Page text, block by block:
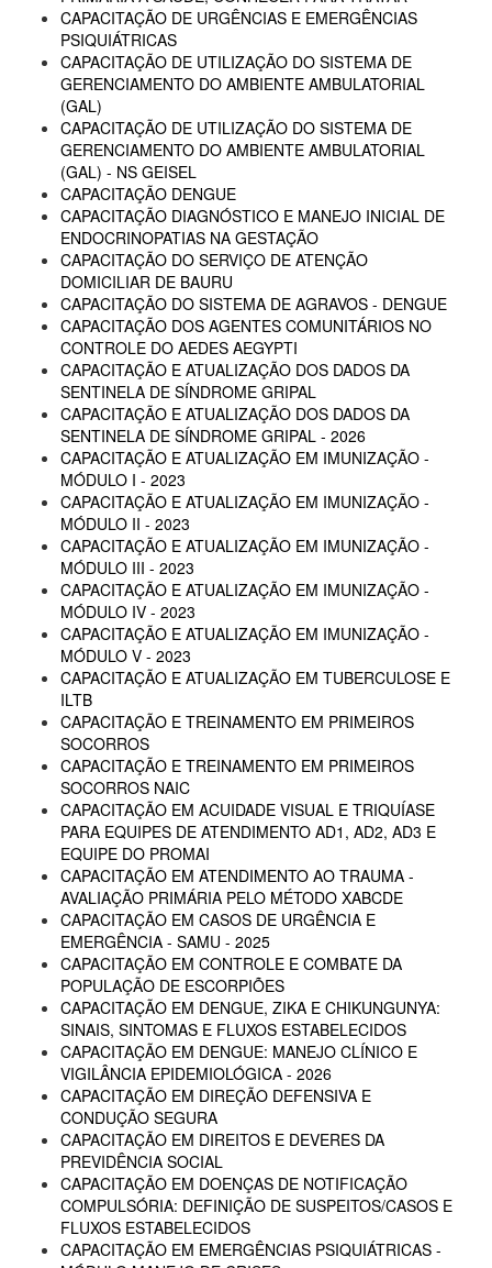
CAPACITAÇÃO DE URGÊNCIAS E EMERGÊNCIAS
PSIQUIÁTRICAS
CAPACITAÇÃO DE UTILIZAÇÃO DO SISTEMA DE
GERENCIAMENTO DO AMBIENTE AMBULATORIAL
(GAL)
CAPACITAÇÃO DE UTILIZAÇÃO DO SISTEMA DE
GERENCIAMENTO DO AMBIENTE AMBULATORIAL
(GAL) - NS GEISEL
CAPACITAÇÃO DENGUE
CAPACITAÇÃO DIAGNÓSTICO E MANEJO INICIAL DE
ENDOCRINOPATIAS NA GESTAÇÃO
CAPACITAÇÃO DO SERVIÇO DE ATENÇÃO
DOMICILIAR DE BAURU
CAPACITAÇÃO DO SISTEMA DE AGRAVOS - DENGUE
CAPACITAÇÃO DOS AGENTES COMUNITÁRIOS NO
CONTROLE DO AEDES AEGYPTI
CAPACITAÇÃO E ATUALIZAÇÃO DOS DADOS DA
SENTINELA DE SÍNDROME GRIPAL
CAPACITAÇÃO E ATUALIZAÇÃO DOS DADOS DA
SENTINELA DE SÍNDROME GRIPAL - 2026
CAPACITAÇÃO E ATUALIZAÇÃO EM IMUNIZAÇÃO -
MÓDULO I - 2023
CAPACITAÇÃO E ATUALIZAÇÃO EM IMUNIZAÇÃO -
MÓDULO II - 2023
CAPACITAÇÃO E ATUALIZAÇÃO EM IMUNIZAÇÃO -
MÓDULO III - 2023
CAPACITAÇÃO E ATUALIZAÇÃO EM IMUNIZAÇÃO -
MÓDULO IV - 2023
CAPACITAÇÃO E ATUALIZAÇÃO EM IMUNIZAÇÃO -
MÓDULO V - 2023
CAPACITAÇÃO E ATUALIZAÇÃO EM TUBERCULOSE E
ILTB
CAPACITAÇÃO E TREINAMENTO EM PRIMEIROS
SOCORROS
CAPACITAÇÃO E TREINAMENTO EM PRIMEIROS
SOCORROS NAIC
CAPACITAÇÃO EM ACUIDADE VISUAL E TRIQUÍASE
PARA EQUIPES DE ATENDIMENTO AD1, AD2, AD3 E
EQUIPE DO PROMAI
CAPACITAÇÃO EM ATENDIMENTO AO TRAUMA -
AVALIAÇÃO PRIMÁRIA PELO MÉTODO XABCDE
CAPACITAÇÃO EM CASOS DE URGÊNCIA E
EMERGÊNCIA - SAMU - 2025
CAPACITAÇÃO EM CONTROLE E COMBATE DA
POPULAÇÃO DE ESCORPIÕES
CAPACITAÇÃO EM DENGUE, ZIKA E CHIKUNGUNYA:
SINAIS, SINTOMAS E FLUXOS ESTABELECIDOS
CAPACITAÇÃO EM DENGUE: MANEJO CLÍNICO E
VIGILÂNCIA EPIDEMIOLÓGICA - 2026
CAPACITAÇÃO EM DIREÇÃO DEFENSIVA E
CONDUÇÃO SEGURA
CAPACITAÇÃO EM DIREITOS E DEVERES DA
PREVIDÊNCIA SOCIAL
CAPACITAÇÃO EM DOENÇAS DE NOTIFICAÇÃO
COMPULSÓRIA: DEFINIÇÃO DE SUSPEITOS/CASOS E
FLUXOS ESTABELECIDOS
CAPACITAÇÃO EM EMERGÊNCIAS PSIQUIÁTRICAS -